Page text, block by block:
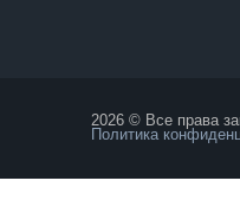
2026 © Все права
Политика